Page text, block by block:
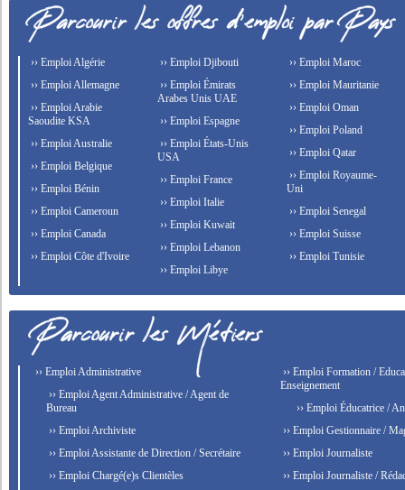
›› Emploi Algérie
›› Emploi Allemagne
›› Emploi Arabie
Saoudite KSA
›› Emploi Australie
›› Emploi Belgique
›› Emploi Bénin
›› Emploi Cameroun
›› Emploi Canada
›› Emploi Côte d'Ivoire
›› Emploi Djibouti
›› Emploi Émirats
Arabes Unis UAE
›› Emploi Espagne
›› Emploi États-Unis
USA
›› Emploi France
›› Emploi Italie
›› Emploi Kuwait
›› Emploi Lebanon
›› Emploi Libye
›› Emploi Maroc
›› Emploi Mauritanie
›› Emploi Oman
›› Emploi Poland
›› Emploi Qatar
›› Emploi Royaume-
Uni
›› Emploi Senegal
›› Emploi Suisse
›› Emploi Tunisie
›› Emploi Administrative
›› Emploi Agent Administrative / Agent de
Bureau
›› Emploi Archiviste
›› Emploi Assistante de Direction / Secrétaire
›› Emploi Chargé(e)s Clientèles
›› Emploi Formation /
Enseignement
›› Emploi Éducatrice /
›› Emploi Gestionnaire /
›› Emploi Journaliste
›› Emploi Journaliste /